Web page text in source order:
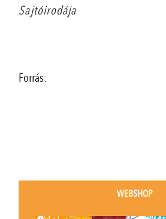
Sajtóirodája
Forrás:
WEBSHOP